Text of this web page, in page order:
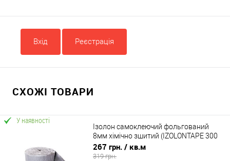
Вхід Реєстрація
СХОЖІ ТОВАРИ
У наявності
Ізолон самоклеючий фольгований
8мм хімічно зшитий (IZOLONTAPE 300
LA, 3008)
267 грн. / кв.м
319 грн.